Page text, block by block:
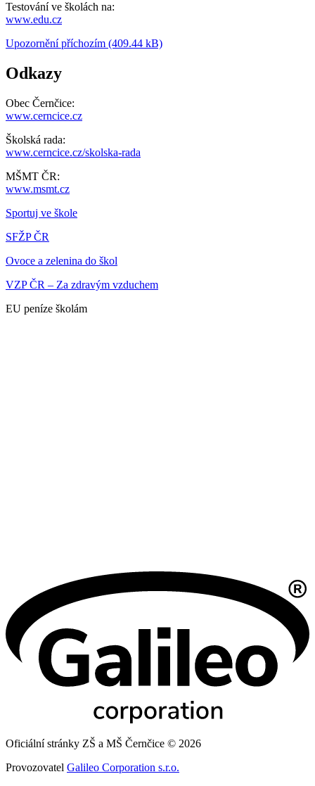
Testování ve školách na:
www.edu.cz
Upozornění příchozím (409.44 kB)
Odkazy
Obec Černčice:
www.cerncice.cz
Školská rada:
www.cerncice.cz/skolska-rada
MŠMT ČR:
www.msmt.cz
Sportuj ve škole
SFŽP ČR
Ovoce a zelenina do škol
VZP ČR – Za zdravým vzduchem
EU peníze školám
Oficiální stránky ZŠ a MŠ Černčice © 2026
Provozovatel Galileo Corporation s.r.o.